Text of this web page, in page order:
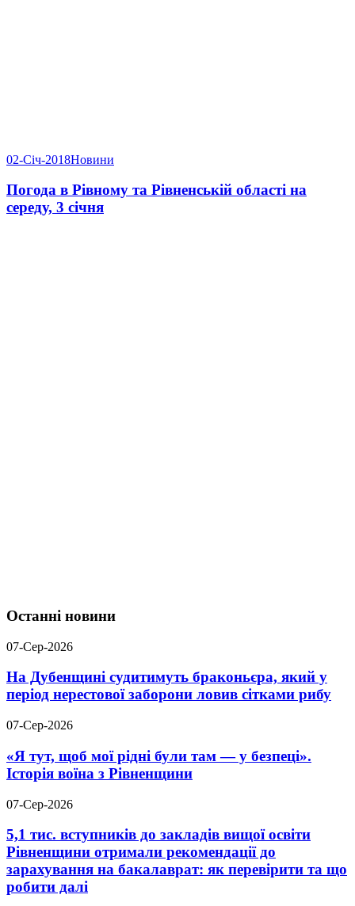
02-Січ-2018Новини
Погода в Рівному та Рівненській області на
середу, 3 січня
Останні новини
07-Сер-2026
На Дубенщині судитимуть браконьєра, який у
період нерестової заборони ловив сітками рибу
07-Сер-2026
«Я тут, щоб мої рідні були там — у безпеці».
Історія воїна з Рівненщини
07-Сер-2026
5,1 тис. вступників до закладів вищої освіти
Рівненщини отримали рекомендації до
зарахування на бакалаврат: як перевірити та що
робити далі